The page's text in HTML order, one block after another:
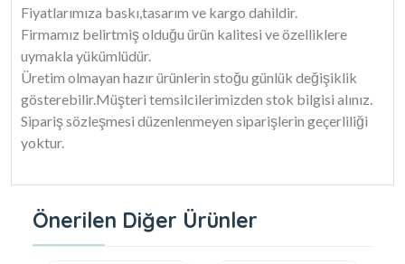
Fiyatlarımıza baskı,tasarım ve kargo dahildir.
Firmamız belirtmiş olduğu ürün kalitesi ve özelliklere
uymakla yükümlüdür.
Üretim olmayan hazır ürünlerin stoğu günlük değişiklik
gösterebilir.Müşteri temsilcilerimizden stok bilgisi alınız.
Sipariş sözleşmesi düzenlenmeyen siparişlerin geçerliliği
yoktur.
Önerilen Diğer Ürünler